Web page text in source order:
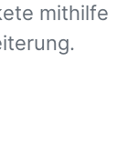
mithilfe